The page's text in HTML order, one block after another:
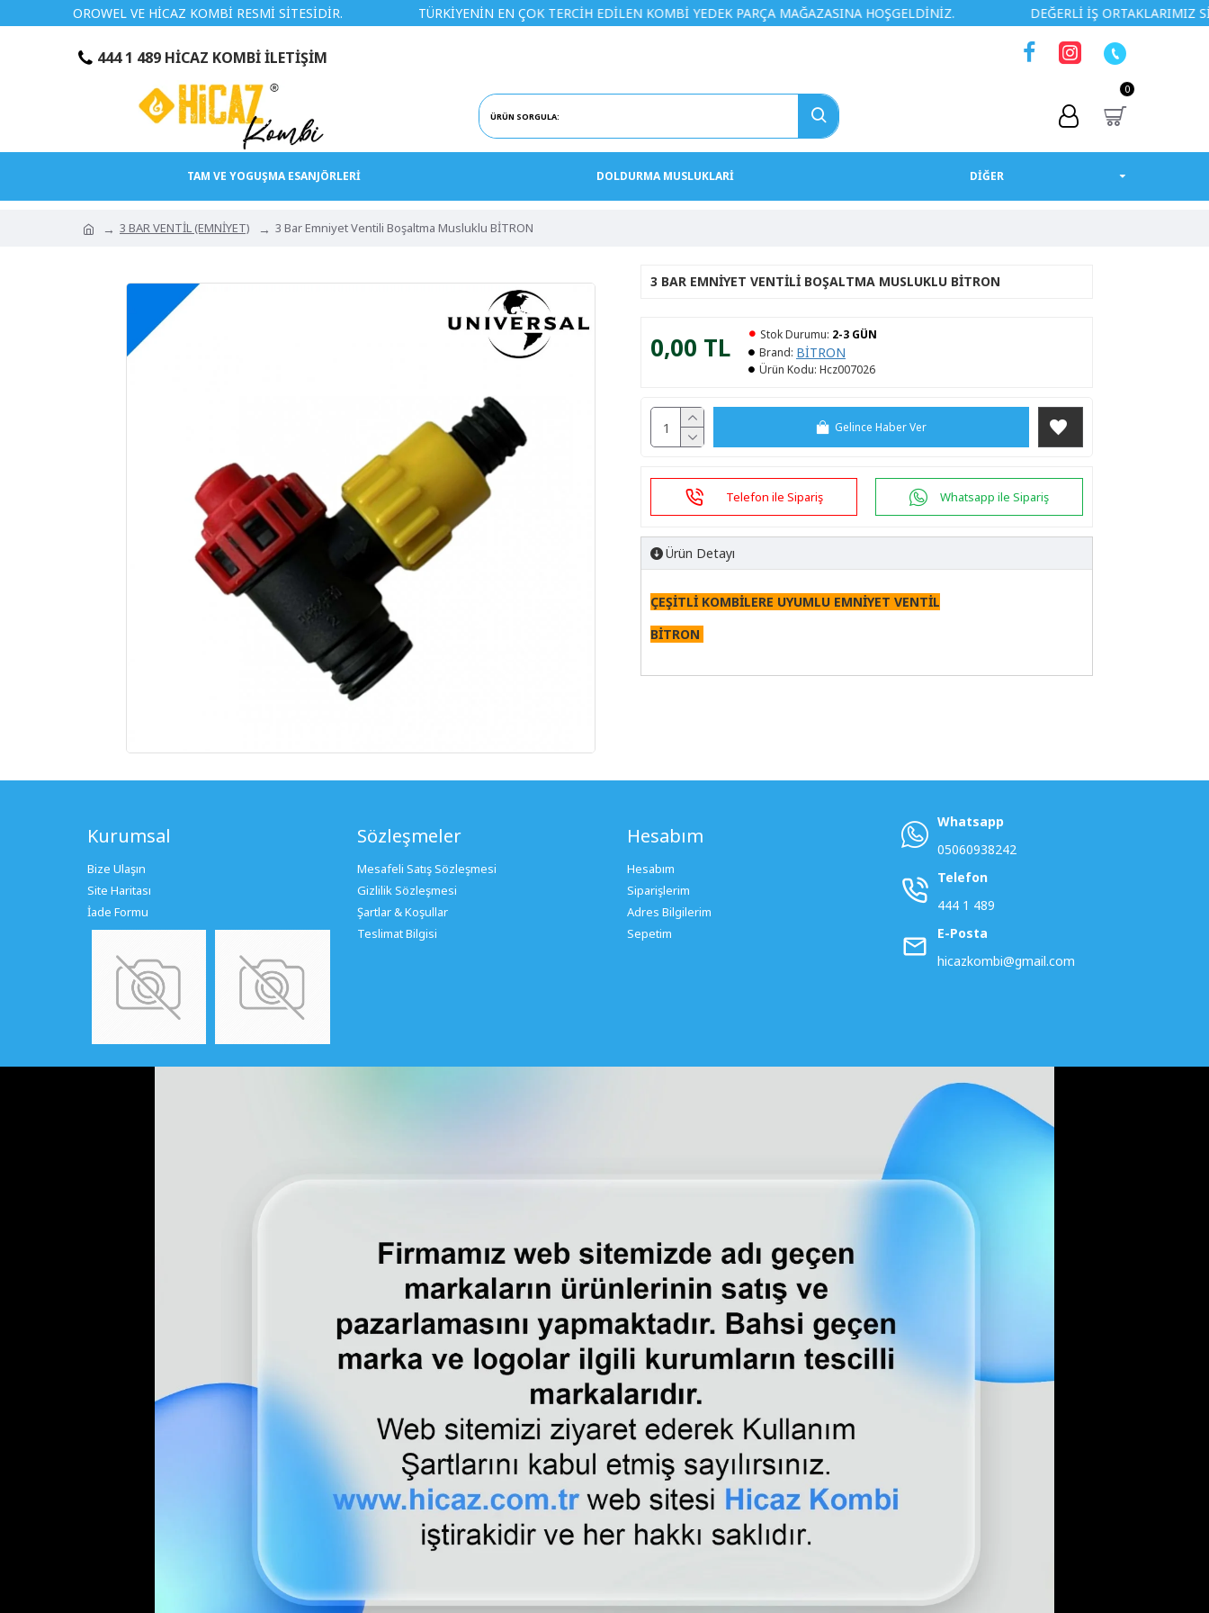
OROWEL VE HİCAZ KOMBİ RESMİ SİTESİDİR. TÜRKİYENİN EN ÇOK TERCİH EDİLEN KOMBİ YEDEK PARÇA MAĞAZASINA HOŞGELDİNİZ. DEĞERLİ İŞ ORTAKLARIMIZ SİZLERE
444 1 489 HİCAZ KOMBİ İLETİŞİM
0
TAM VE YOGUŞMA ESANJÖRLERİ DOLDURMA MUSLUKLARİ DİĞER
3 BAR VENTİL (EMNİYET) 3 Bar Emniyet Ventili Boşaltma Musluklu BİTRON
3 BAR EMNIYET VENTILI BOŞALTMA MUSLUKLU BİTRON
0,00 TL Stok Durumu: 2-3 GÜN
Brand: BİTRON
Ürün Kodu: Hcz007026
Gelince Haber Ver
Telefon ile Sipariş Whatsapp ile Sipariş
Ürün Detayı
ÇEŞİTLİ KOMBİLERE UYUMLU EMNİYET VENTİL
BİTRON
Kurumsal
Bize Ulaşın
Site Haritası
İade Formu
Sözleşmeler
Mesafeli Satış Sözleşmesi
Gizlilik Sözleşmesi
Şartlar & Koşullar
Teslimat Bilgisi
Hesabım
Hesabım
Siparişlerim
Adres Bilgilerim
Sepetim
Whatsapp
05060938242
Telefon
444 1 489
E-Posta
hicazkombi@gmail.com